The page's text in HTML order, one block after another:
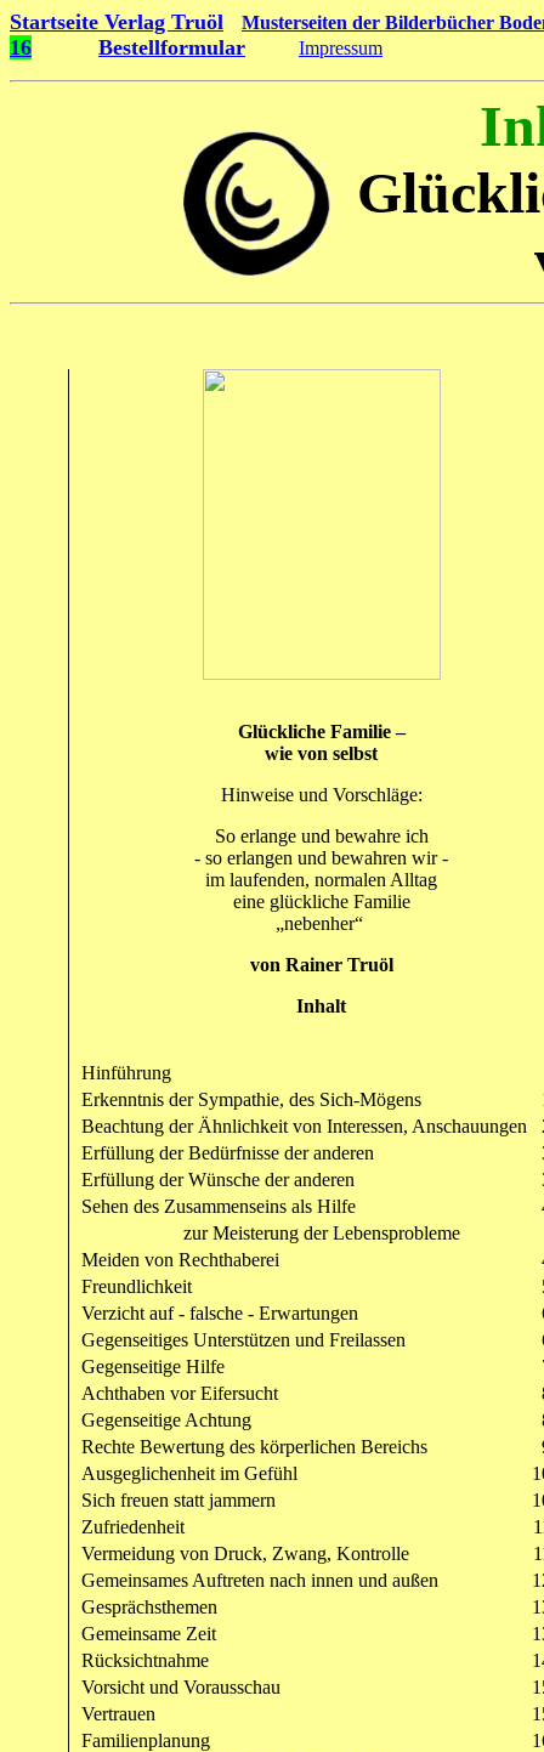
Startseite Verlag Truöl Musterseiten der Bilderbücher
16 Bestellformular Impressum
Glückliche Familie –
wie von selbst
Hinweise und Vorschläge:
So erlange und bewahre ich
- so erlangen und bewahren wir -
im laufenden, normalen Alltag
eine glückliche Familie
„nebenher“
von Rainer Truöl
Inhalt
Hinführung
Erkenntnis der Sympathie, des Sich-Mögens
Beachtung der Ähnlichkeit von Interessen, Anschauungen
Erfüllung der Bedürfnisse der anderen
Erfüllung der Wünsche der anderen
Sehen des Zusammenseins als Hilfe
zur Meisterung der Lebensprobleme
Meiden von Rechthaberei
Freundlichkeit
Verzicht auf - falsche - Erwartungen
Gegenseitiges Unterstützen und Freilassen
Gegenseitige Hilfe
Achthaben vor Eifersucht
Gegenseitige Achtung
Rechte Bewertung des körperlichen Bereichs
Ausgeglichenheit im Gefühl
Sich freuen statt jammern
Zufriedenheit
Vermeidung von Druck, Zwang, Kontrolle
Gemeinsames Auftreten nach innen und außen
Gesprächsthemen
Gemeinsame Zeit
Rücksichtnahme
Vorsicht und Vorausschau
Vertrauen
Familienplanung